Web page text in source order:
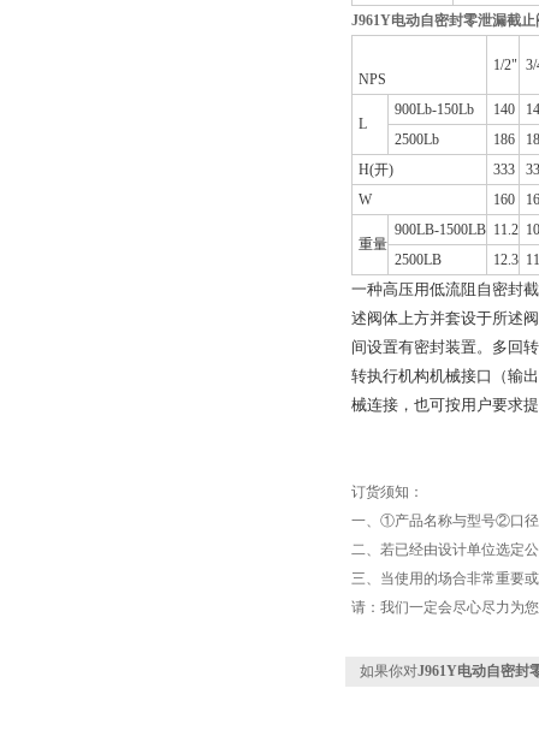
J961Y电动自密封零泄漏截止
NPS
1/2"
L
900Lb-150Lb 140
2500Lb
186
H(开)
333
W
160
重量
900LB-1500LB 11.2
2500LB
12.3
一种高压用低流阻自密封
述阀体上方并套设于所述
间设置有密封装置。 多回
转执行机构机械接口（输
械连接，也可按用户要求
订货须知：
一、①产品名称与型号②口
二、若已经由设计单位选定
三、当使用的场合非常重要
请：我们一定会尽心尽力为
如果你对J961Y电动自密封